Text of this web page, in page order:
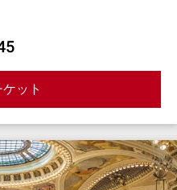
ット